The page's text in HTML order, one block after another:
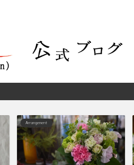
Arrangement